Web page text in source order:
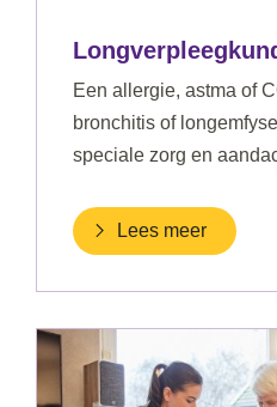
Een allergie, astma of
bronchitis of
speciale zorg en
Lees meer